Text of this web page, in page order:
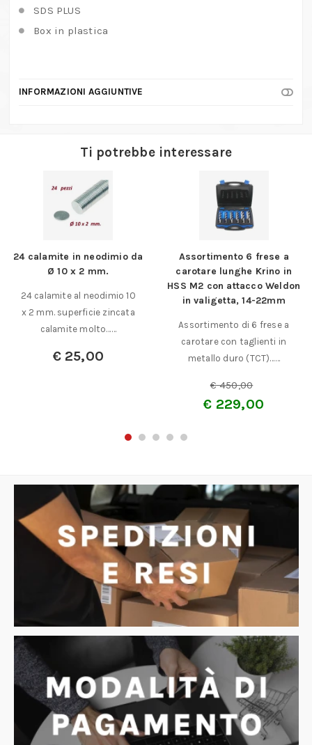
SDS PLUS
Box in plastica
INFORMAZIONI AGGIUNTIVE
Ti potrebbe interessare
24 calamite in neodimio da
Ø 10 x 2 mm.
24 calamite al neodimio 10
x 2 mm. superficie zincata
calamite molto……
€25,00
Assortimento 6 frese a
carotare lunghe Krino in
HSS M2 con attacco Weldon
in valigetta, 14-22mm
Assortimento di 6 frese a
carotare con taglienti in
metallo duro (TCT)……
€450,00
€ 229,00